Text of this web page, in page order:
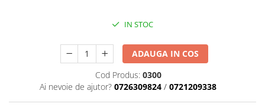
Echipamente curatenie
Aparate de spalat cu presiune
IN STOC
ADAUGA IN COS
Cod Produs: 0300
Ai nevoie de ajutor? 0726309824 / 0721209338